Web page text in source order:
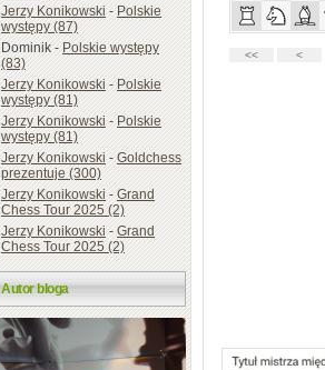
Jerzy Konikowski-Polskie
występy (87)
Dominik-Polskie występy
(83)
Jerzy Konikowski-Polskie
występy (81)
Jerzy Konikowski-Polskie
występy (81)
Jerzy Konikowski-Goldchess
prezentuje (300)
Jerzy Konikowski-Grand
Chess Tour 2025 (2)
Jerzy Konikowski-Grand
Chess Tour 2025 (2)
Autor bloga